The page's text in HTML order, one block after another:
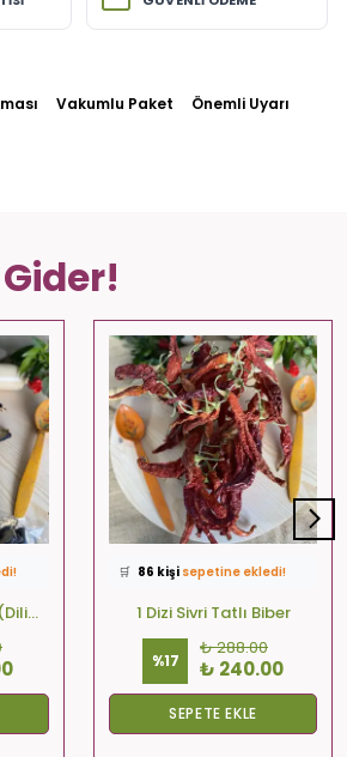
Vakumlu Paket Önemli Uyarı
1 Dizi Dilim Musakka (Dilim-Kare-Yuvarlak)
⭐️ Bu ürünü499 kişifavoriledi!
🛒 86 kişisepetine ekledi!
✅ Bugün 23 adetsatıldı
Hızlı teslimat yapılıyor!
1 Dizi Sivri Tatlı Biber
%17
₺ 288.00
₺ 240.00
SEPETE EKLE